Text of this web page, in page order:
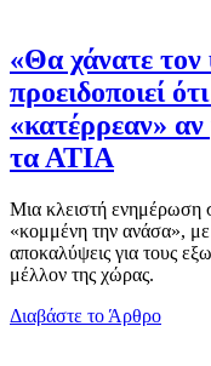
«Θα χάνατε
προειδοποιεί
«κατέρρεαν»
τα ΑΤΙΑ
Μια κλειστή ενημέρωση
«κομμένη την ανάσα», με
αποκαλύψεις για τους
μέλλον της χώρας.
Διαβάστε το Άρθρο